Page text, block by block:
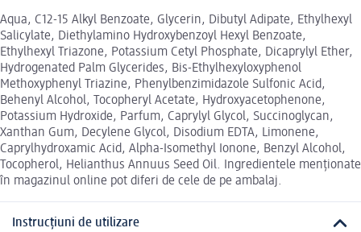
Aqua, C12-15 Alkyl Benzoate, Glycerin, Dibutyl Adipate, Ethylhexyl
Salicylate, Diethylamino Hydroxybenzoyl Hexyl Benzoate,
Ethylhexyl Triazone, Potassium Cetyl Phosphate, Dicaprylyl Ether,
Hydrogenated Palm Glycerides, Bis-Ethylhexyloxyphenol
Methoxyphenyl Triazine, Phenylbenzimidazole Sulfonic Acid,
Behenyl Alcohol, Tocopheryl Acetate, Hydroxyacetophenone,
Potassium Hydroxide, Parfum, Caprylyl Glycol, Succinoglycan,
Xanthan Gum, Decylene Glycol, Disodium EDTA, Limonene,
Caprylhydroxamic Acid, Alpha-Isomethyl Ionone, Benzyl Alcohol,
Tocopherol, Helianthus Annuus Seed Oil. Ingredientele menționate
în magazinul online pot diferi de cele de pe ambalaj.
Instrucțiuni de utilizare